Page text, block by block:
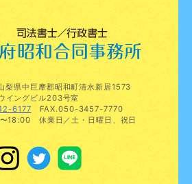
県中巨摩郡昭和町清水新居1573
イングビル203号室
6177 FAX.050-3457-7770
18:00 休業日／土・日曜日、祝日